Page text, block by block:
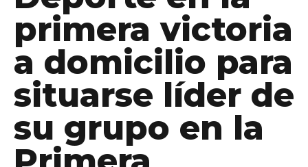
primera victoria
a domicilio para
situarse líder de
su grupo en la